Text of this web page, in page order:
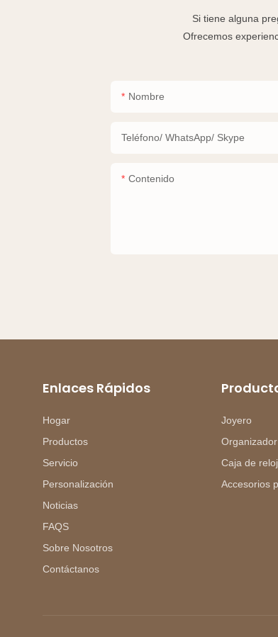
Si tiene alguna
Ofrecemos
Nombre
Teléfono/ WhatsApp/ Skype
Contenido
Enlaces Rápidos
Hogar
Productos
Servicio
Personalización
Noticias
FAQS
Sobre Nosotros
Contáctanos
Joyero
Caja de reloj
Accesorios